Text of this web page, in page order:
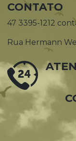
CONTATO
47 3395-1212
Rua Hermann